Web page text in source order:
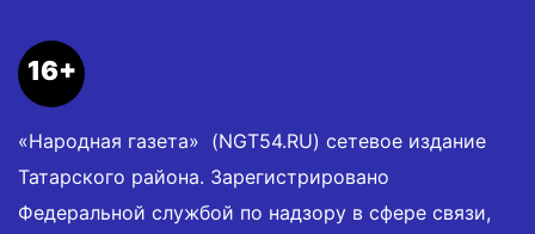
16+
«Народная газета» (NGT54.RU) сетевое издание
Татарского района. Зарегистрировано
Федеральной службой по надзору в сфере связи,